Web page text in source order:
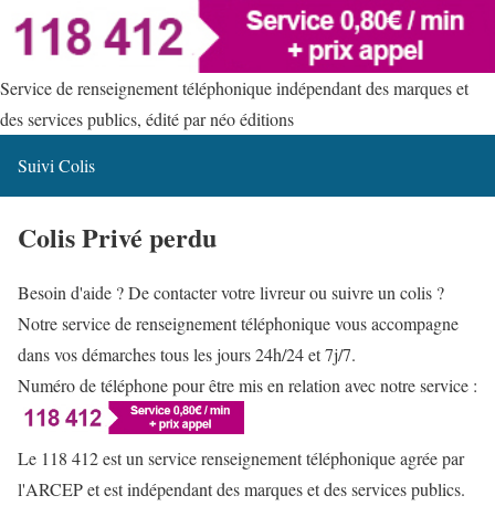
Service de renseignement téléphonique indépendant des marques et
des services publics, édité par néo éditions
Suivi Colis
Colis Privé perdu
Besoin d'aide ? De contacter votre livreur ou suivre un colis ?
Notre service de renseignement téléphonique vous accompagne
dans vos démarches tous les jours 24h/24 et 7j/7.
Numéro de téléphone pour être mis en relation avec notre service :
Le 118 412 est un service renseignement téléphonique agrée par
l'ARCEP et est indépendant des marques et des services publics.